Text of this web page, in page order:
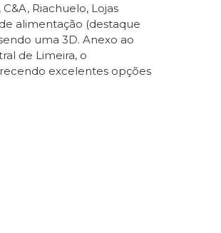
Riachuelo, Lojas
alimentação (destaque
uma 3D. Anexo ao
de Limeira, o
excelentes opções